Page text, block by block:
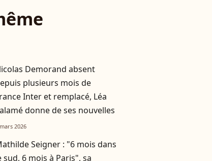
Demorand absent
plusieurs mois de
Inter et remplacé, Léa
donne de ses nouvelles
2026
Seigner : "6 mois dans
sud, 6 mois à Paris", sa